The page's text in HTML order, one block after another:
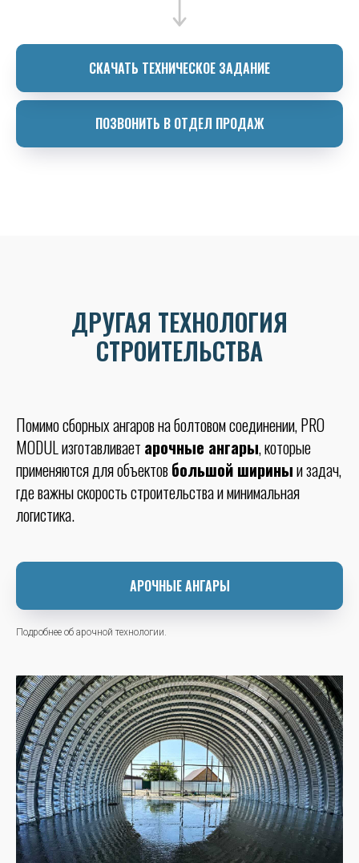
СКАЧАТЬ ТЕХНИЧЕСКОЕ ЗАДАНИЕ
ПОЗВОНИТЬ В ОТДЕЛ ПРОДАЖ
ДРУГАЯ ТЕХНОЛОГИЯ
СТРОИТЕЛЬСТВА
Помимо сборных ангаров на болтовом соединении, PRO
MODUL изготавливает арочные ангары, которые
применяются для объектовбольшой шириныи задач,
где важны скорость строительства и минимальная
логистика.
АРОЧНЫЕ АНГАРЫ
Подробнее об арочной технологии.